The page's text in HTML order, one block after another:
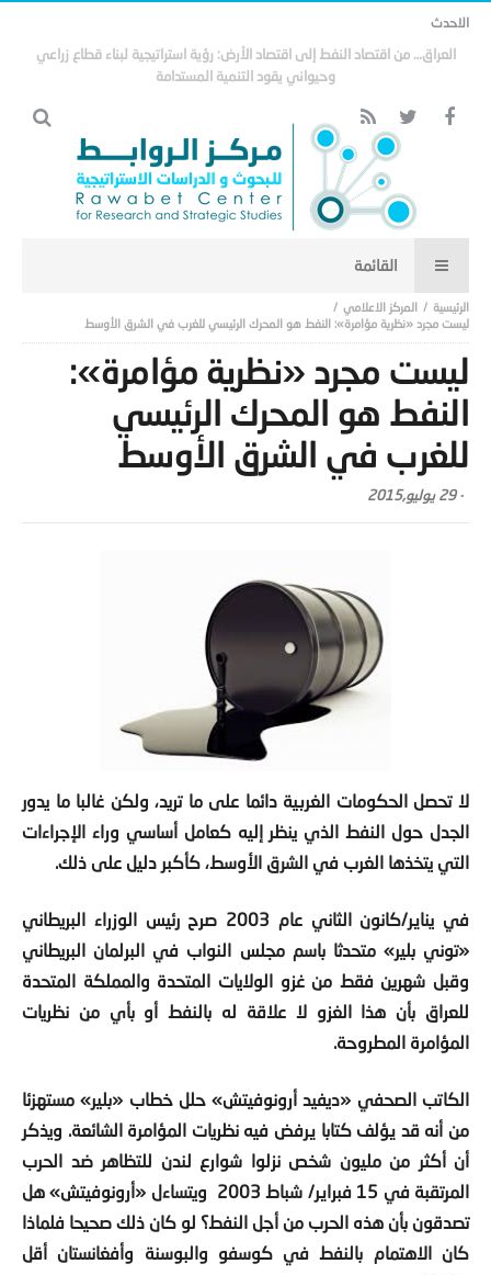
الاحدث
مذكرة التفاهم وتأثيرها على منظومة الأمن الخليجي العربي .. (18)
ليست مجرد «نظرية مؤامرة»: النفط هو المحرك الرئيسي للغرب في الشرق الأوسط
ليست مجرد «نظرية مؤامرة»:
النفط هو المحرك الرئيسي
للغرب في الشرق الأوسط
-29 يوليو,2015
الجدل حول النفط الذي ينظر إليه كعامل أساسي وراء الإجراءات
التي يتخذها الغرب في الشرق الأوسط، كأكبر دليل على ذلك.
«توني بلير» متحدثا باسم مجلس النواب في البرلمان البريطاني
وقبل شهرين فقط من غزو الولايات المتحدة والمملكة المتحدة
للعراق بأن هذا الغزو لا علاقة له بالنفط أو بأي من نظريات
المؤامرة المطروحة.
من أنه قد يؤلف كتابا يرفض فيه نظريات المؤامرة الشائعة. ويذكر
أن أكثر من مليون شخص نزلوا شوارع لندن للتظاهر ضد الحرب
المرتقبة في15فبراير/ شباط2003ويتساءل «أرونوفيتش» هل
تصدقون بأن هذه الحرب من أجل النفط؟ لو كان ذلك صحيحا فلماذا
كان الاهتمام بالنفط في كوسفو والبوسنة وأفغانستان أقل
وقعا؟